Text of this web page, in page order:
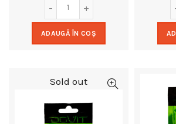
ADAUGĂ ÎN COȘ
Sold out